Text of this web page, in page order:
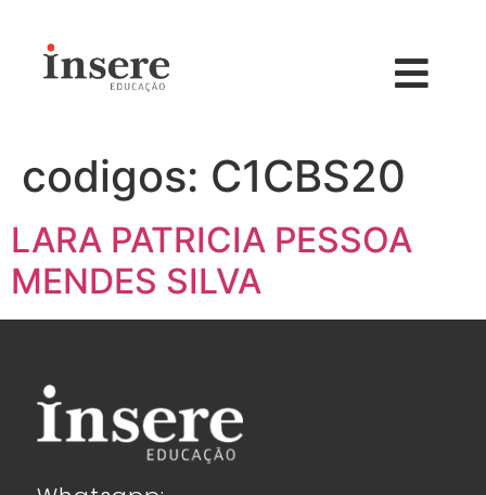
codigos: C1CBS20
LARA PATRICIA PESSOA
MENDES SILVA